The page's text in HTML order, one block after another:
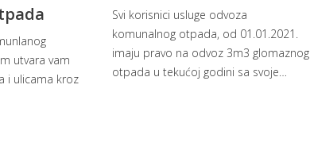
utvara vam
i ulicama kroz
Svi korisnici usluge odvoza
komunalnog otpada, od 01.01.2021.
imaju pravo na odvoz 3m3 glomaznog
otpada u tekućoj godini sa svoje…